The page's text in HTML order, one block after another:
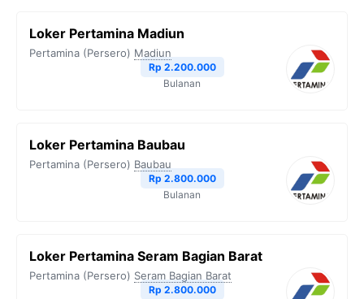
o
e
r
A
p
i
n
k
Loker Pertamina Madiun
Pertamina (Persero) Madiun
Rp 2.200.000
Bulanan
Loker Pertamina Baubau
Pertamina (Persero) Baubau
Rp 2.800.000
Bulanan
Loker Pertamina Seram Bagian Barat
Pertamina (Persero) Seram Bagian Barat
Rp 2.800.000